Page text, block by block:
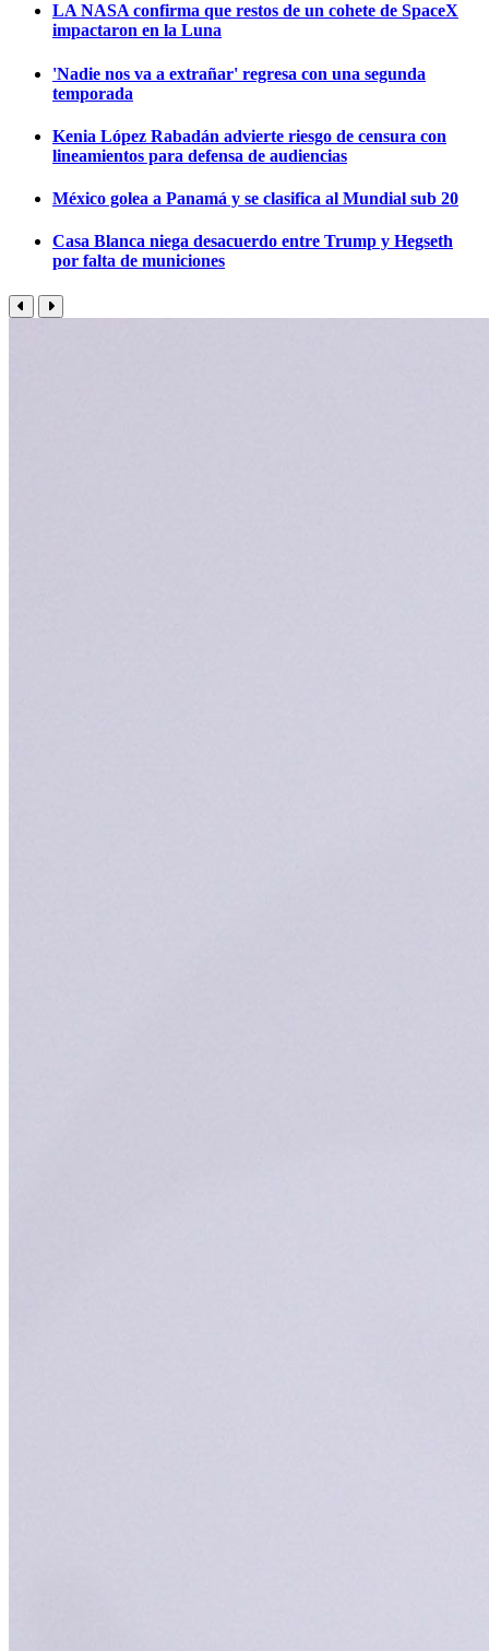
LA NASA confirma que restos de un cohete de SpaceX
impactaron en la Luna
'Nadie nos va a extrañar' regresa con una segunda
temporada
Kenia López Rabadán advierte riesgo de censura con
lineamientos para defensa de audiencias
México golea a Panamá y se clasifica al Mundial sub 20
Casa Blanca niega desacuerdo entre Trump y Hegseth
por falta de municiones